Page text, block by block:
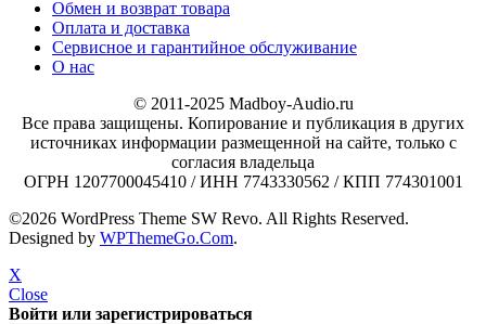
Обмен и возврат товара
Оплата и доставка
Сервисное и гарантийное обслуживание
О нас
© 2011-2025 Madboy-Audio.ru
Все права защищены. Копирование и публикация в других
источниках информации размещенной на сайте, только с
согласия владельца
ОГРН 1207700045410 / ИНН 7743330562 / КПП 774301001
©2026 WordPress Theme SW Revo. All Rights Reserved.
Designed by WPThemeGo.Com.
X
Close
Войти или зарегистрироваться